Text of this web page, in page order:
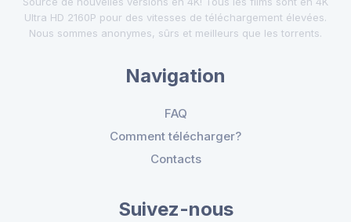
Ultra HD 2160P pour des vitesses de téléchargement élevées.
Nous sommes anonymes, sûrs et meilleurs que les torrents.
Navigation
FAQ
Comment télécharger?
Contacts
Suivez-nous